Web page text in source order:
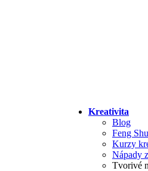
Kreativita
Blog
Feng
Kurzy
Nápady
Tvorivé